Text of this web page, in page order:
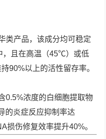
类产品，该成分均可稳定
，且在高温（45℃）或低
90%以上的活性留存率。
0.5%浓度的白细胞提取物
的炎症反应抑制率达
损伤修复效率提升40%。